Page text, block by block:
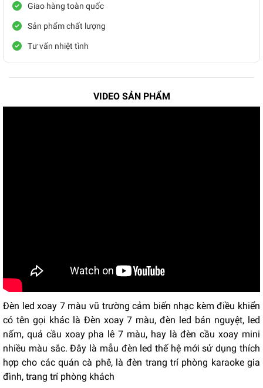
Giao hàng toàn quốc
Sản phẩm chất lượng
Tư vấn nhiệt tình
VIDEO SẢN PHẨM
Đèn led xoay 7 màu vũ trường cảm biến nhạc kèm điều khiển
có tên gọi khác là Đèn xoay 7 màu, đèn led bán nguyệt, led
nấm, quả cầu xoay pha lê 7 màu, hay là đèn cầu xoay mini
nhiều màu sắc. Đây là mẫu đèn led thế hệ mới sử dụng thích
hợp cho các quán cà phê, là đèn trang trí phòng karaoke gia
đình, trang trí phòng khách